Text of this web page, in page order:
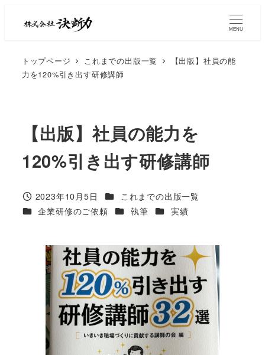
MENU
トップページ これまでの出版一覧
【出版】社員の能
力を120%引き出す研修講師
【出版】社員の能力を
120%引き出す研修講師
2023年10月5日
これまでの出版一覧
企業研修のご依頼
執筆 実績